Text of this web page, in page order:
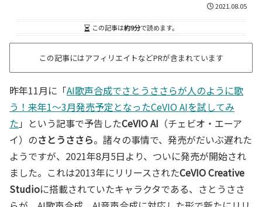
2021.08.05
この記事は約9分で読めます。
この記事にはアフィリエイトなどPRが含まれています
昨年11月に「AI歌声合成でさとうささらが人のように歌
う！来年1～3月発売予定となったCeVIO AIを試してみ
た 」という記事で予告したCeVIO AI （チェビオ・エーア
イ）のさとうささら。諸々の事情で、発売がだいぶ遅れた
ようですが、2021年8月5日より、ついに発売が開始され
ました。これは2013年にリリースされたCeVIO Creative
Studioに搭載されていたキャラクタである、さとうささ